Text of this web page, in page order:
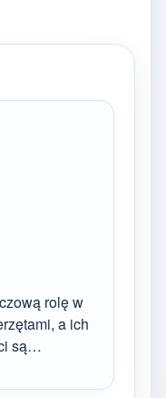
rolę w
a ich
są…